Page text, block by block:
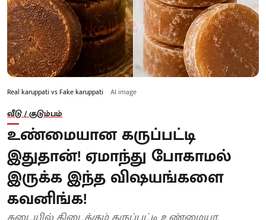
Real karuppati vs Fake karuppati AI image
வீடு / குடும்பம்
உண்மையான கருப்பட்டி
இதுதான்! ஏமாந்து போகாமல்
இருக்க இந்த விஷயங்களை
கவனிங்க!